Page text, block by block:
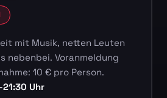
mit Musik, netten Leuten
nebenbei. Voranmeldung
10 € pro Person.
Uhr